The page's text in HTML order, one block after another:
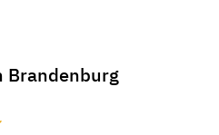
Brandenburg